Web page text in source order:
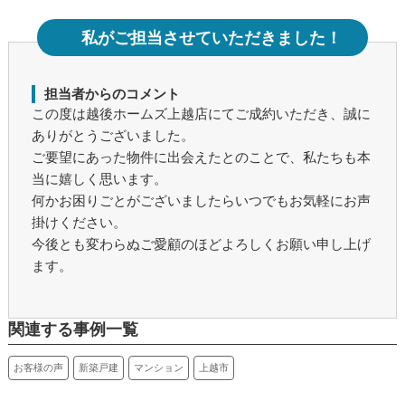
私がご担当させていただきました！
担当者からのコメント
この度は越後ホームズ上越店にてご成約いただき、誠に
ありがとうございました。
ご要望にあった物件に出会えたとのことで、私たちも本
当に嬉しく思います。
何かお困りごとがございましたらいつでもお気軽にお声
掛けください。
今後とも変わらぬご愛顧のほどよろしくお願い申し上げ
ます。
関連する事例一覧
お客様の声 新築戸建 マンション 上越市